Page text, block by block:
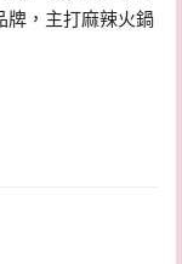
牌，主打麻辣火鍋